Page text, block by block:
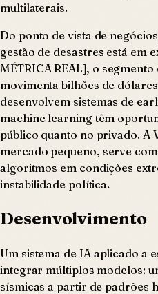
multilaterais.
Do ponto de vista de
gestão de desastres está em
MÉTRICA REAL], o
movimenta bilhões de
desenvolvem sistemas de
machine learning têm
público quanto no privado. A
mercado pequeno, serve
algoritmos em condições
instabilidade política.
Desenvolvimento
Um sistema de IA aplicado a
integrar múltiplos modelos:
sísmicas a partir de padrões